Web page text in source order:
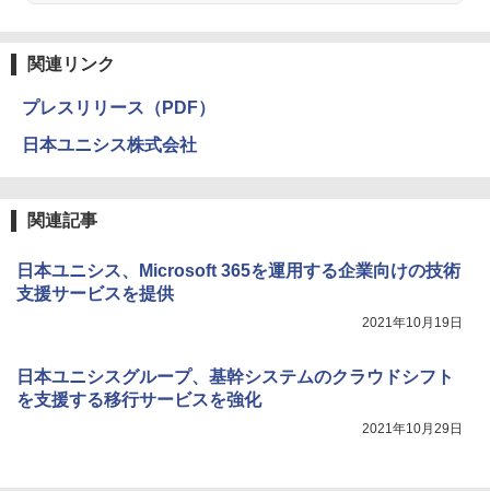
関連リンク
プレスリリース（PDF）
日本ユニシス株式会社
関連記事
日本ユニシス、Microsoft 365を運用する企業向けの技術
支援サービスを提供
2021年10月19日
日本ユニシスグループ、基幹システムのクラウドシフト
を支援する移行サービスを強化
2021年10月29日